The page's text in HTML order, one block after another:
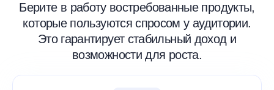
Берите в работу востребованные продукты,
которые пользуются спросом у аудитории.
Это гарантирует стабильный доход и
возможности для роста.